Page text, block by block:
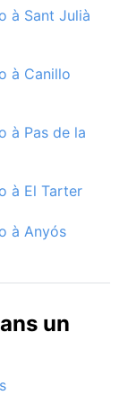
Sant Julià
à Canillo
Pas de la
à El Tarter
à Anyós
un